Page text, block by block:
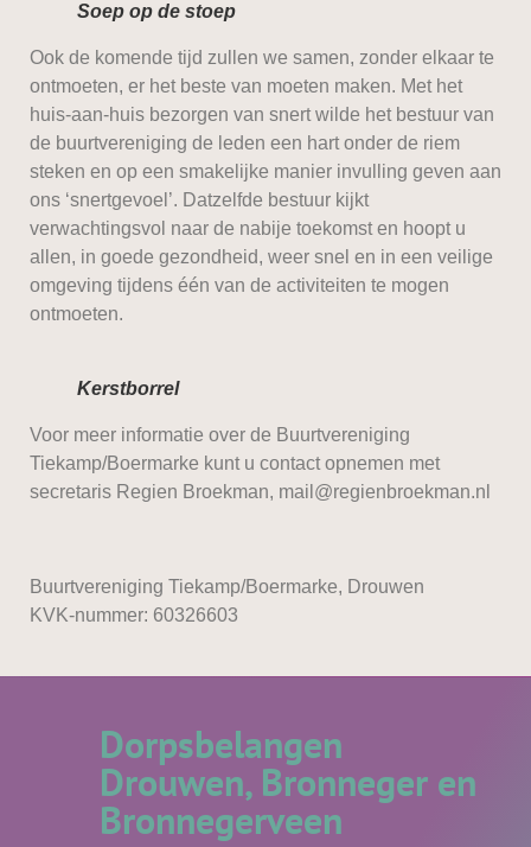
Soep op de stoep
Ook de komende tijd zullen we samen, zonder elkaar te
ontmoeten, er het beste van moeten maken. Met het
huis-aan-huis bezorgen van snert wilde het bestuur van
de buurtvereniging de leden een hart onder de riem
steken en op een smakelijke manier invulling geven aan
ons ‘snertgevoel’. Datzelfde bestuur kijkt
verwachtingsvol naar de nabije toekomst en hoopt u
allen, in goede gezondheid, weer snel en in een veilige
omgeving tijdens één van de activiteiten te mogen
ontmoeten.
Kerstborrel
Voor meer informatie over de Buurtvereniging
Tiekamp/Boermarke kunt u contact opnemen met
secretaris Regien Broekman, mail@regienbroekman.nl
Buurtvereniging Tiekamp/Boermarke, Drouwen
KVK-nummer: 60326603
Dorpsbelangen
Drouwen, Bronneger en
Bronnegerveen